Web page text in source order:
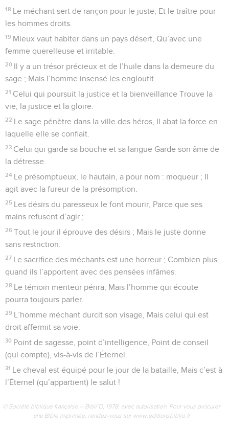
18 Le méchant sert de rançon pour le juste, Et le traître pour
les hommes droits.
19 Mieux vaut habiter dans un pays désert, Qu’avec une
femme querelleuse et irritable.
20 Il y a un trésor précieux et de l’huile dans la demeure du
sage ; Mais l’homme insensé les engloutit.
21 Celui qui poursuit la justice et la bienveillance Trouve la
vie, la justice et la gloire.
22 Le sage pénètre dans la ville des héros, Il abat la force en
laquelle elle se confiait.
23 Celui qui garde sa bouche et sa langue Garde son âme de
la détresse.
24 Le présomptueux, le hautain, a pour nom : moqueur ; Il
agit avec la fureur de la présomption.
25 Les désirs du paresseux le font mourir, Parce que ses
mains refusent d’agir ;
26 Tout le jour il éprouve des désirs ; Mais le juste donne
sans restriction.
27 Le sacrifice des méchants est une horreur ; Combien plus
quand ils l’apportent avec des pensées infâmes.
28 Le témoin menteur périra, Mais l’homme qui écoute
pourra toujours parler.
29 L’homme méchant durcit son visage, Mais celui qui est
droit affermit sa voie.
30 Point de sagesse, point d’intelligence, Point de conseil
(qui compte), vis-à-vis de l’Éternel.
31 Le cheval est équipé pour le jour de la bataille, Mais c’est à
l’Éternel (qu’appartient) le salut !
© Société biblique française – Bibli’O, 1978, avec autorisation. Pour vous procurer
une Bible imprimée, rendez-vous sur www.editionsbiblio.fr